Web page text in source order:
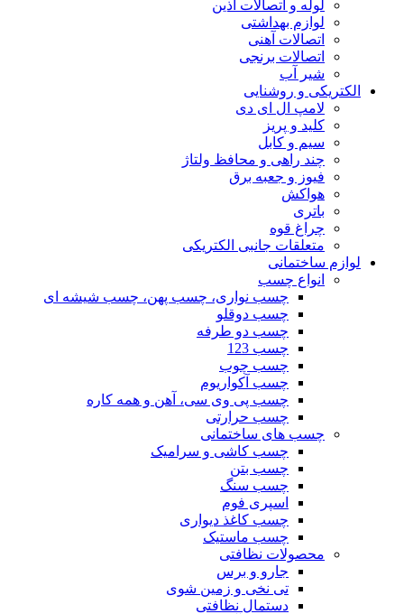
لوله و اتصالات آذین
لوازم بهداشتی
اتصالات آهنی
اتصالات برنجی
شیر آب
الکتریکی و روشنایی
لامپ ال ای دی
کلید و پریز
سیم و کابل
چند راهی و محافظ ولتاژ
فیوز و جعبه برق
هواکش
باتری
چراغ قوه
متعلقات جانبی الکتریکی
لوازم ساختمانی
انواع چسب
چسب نواری، چسب پهن، چسب شیشه ای
چسب دوقلو
چسب دو طرفه
چسب 123
چسب چوب
چسب آکواریوم
چسب پی وی سی، آهن و همه کاره
چسب حرارتی
چسب های ساختمانی
چسب کاشی و سرامیک
چسب بتن
چسب سنگ
اسپری فوم
چسب کاغذ دیواری
چسب ماستیک
محصولات نظافتی
جارو و برس
تی نخی و زمین شوی
دستمال نظافتی